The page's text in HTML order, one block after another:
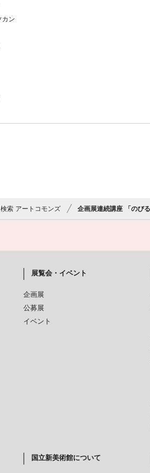
カン
索 アートコモンズ 企画展連続講座 「のび
展覧会・イベント
企画展
公募展
イベント
国立新美術館について